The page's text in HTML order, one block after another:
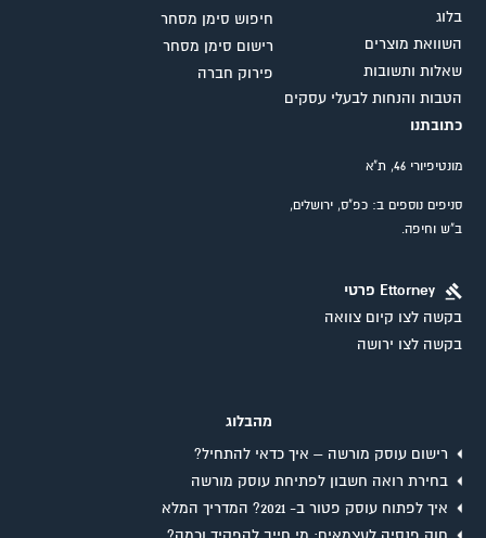
בלוג
השוואת מוצרים
שאלות ותשובות
הטבות והנחות לבעלי עסקים
כתובתנו
מונטיפיורי 46, ת"א
סניפים נוספים ב: כפ"ס, ירושלים,
ב"ש וחיפה.
חיפוש סימן מסחר
רישום סימן מסחר
פירוק חברה
Ettorney פרטי
בקשה לצו קיום צוואה
בקשה לצו ירושה
מהבלוג
רישום עוסק מורשה – איך כדאי להתחיל?
בחירת רואה חשבון לפתיחת עוסק מורשה
איך לפתוח עוסק פטור ב- 2021? המדריך המלא